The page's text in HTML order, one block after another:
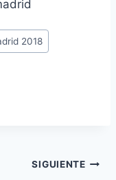
2018
SIGUIENTE